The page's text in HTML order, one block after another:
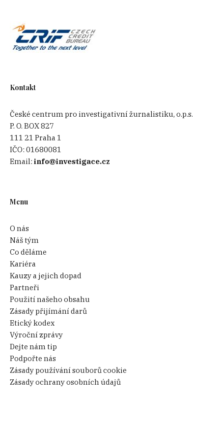
Kontakt
České centrum pro investigativní žurnalistiku, o.p.s.
P. O. BOX 827
111 21 Praha 1
IČO:01680081
Email:info@investigace.cz
Menu
O nás
Náš tým
Co děláme
Kariéra
Kauzy a jejich dopad
Partneři
Použití našeho obsahu
Zásady přijímání darů
Etický kodex
Výroční zprávy
Dejte nám tip
Podpořte nás
Zásady používání souborů cookie
Zásady ochrany osobních údajů